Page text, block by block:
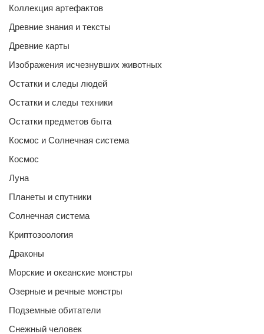
Коллекция артефактов
Древние знания и тексты
Древние карты
Изображения исчезнувших животных
Остатки и следы людей
Остатки и следы техники
Остатки предметов быта
Космос и Солнечная система
Космос
Луна
Планеты и спутники
Солнечная система
Криптозоология
Драконы
Морские и океанские монстры
Озерные и речные монстры
Подземные обитатели
Снежный человек